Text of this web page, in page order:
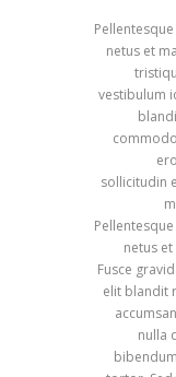
netus et
vestibulum
sollicitudin
netus
Fusce
elit blandit
nulla